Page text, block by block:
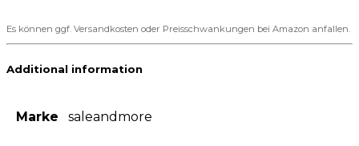
Es können ggf. Versandkosten oder Preisschwankungen bei Amazon anfallen.
Additional information
Marke saleandmore